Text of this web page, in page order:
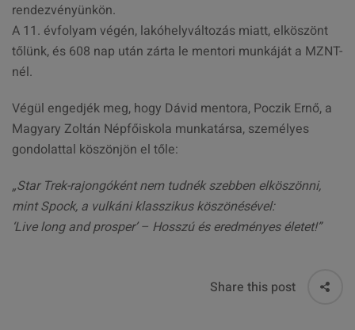
rendezvényünkön.
A 11. évfolyam végén, lakóhelyváltozás miatt, elköszönt
tőlünk, és 608 nap után zárta le mentori munkáját a MZNT-
nél.
Végül engedjék meg, hogy Dávid mentora, Poczik Ernő, a
Magyary Zoltán Népfőiskola munkatársa, személyes
gondolattal köszönjön el tőle:
„Star Trek-rajongóként nem tudnék szebben elköszönni,
mint Spock, a vulkáni klasszikus köszönésével:
‘Live long and prosper’ – Hosszú és eredményes életet!”
Share this post